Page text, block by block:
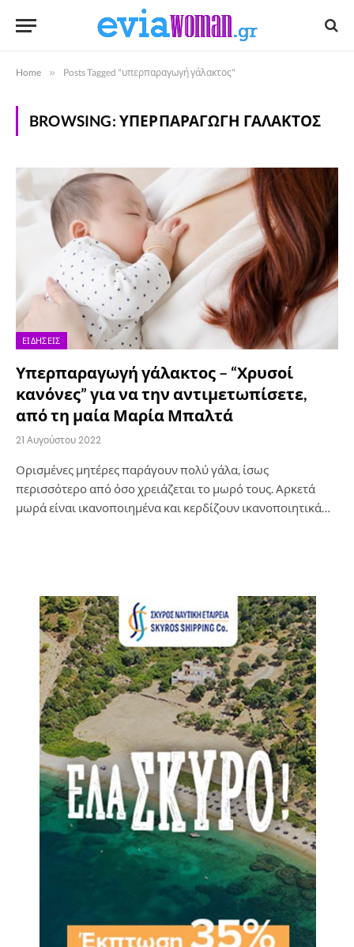
Home » Posts Tagged "υπερπαραγωγή γάλακτος"
BROWSING: ΥΠΕΡΠΑΡΑΓΩΓΉ ΓΆΛΑΚΤΟΣ
ΕΙΔΉΣΕΙΣ
Υπερπαραγωγή γάλακτος – “Χρυσοί
κανόνες” για να την αντιμετωπίσετε,
από τη μαία Μαρία Μπαλτά
21 Αυγούστου 2022
Ορισμένες μητέρες παράγουν πολύ γάλα, ίσως
περισσότερο από όσο χρειάζεται το μωρό τους. Αρκετά
μωρά είναι ικανοποιημένα και κερδίζουν ικανοποιητικά…